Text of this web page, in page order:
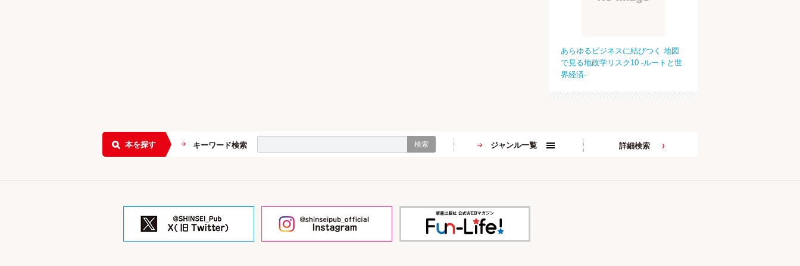
あらゆるビジネスに結びつく 地図
で見る地政学リスク10 -ルートと世
界経済-
本を探す キーワード検索 検索 ジャンル一覧 詳細検索